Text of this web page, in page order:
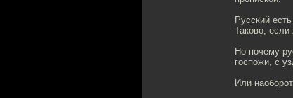
Русский
Таково, если
Но почему
госпожи, с
Или